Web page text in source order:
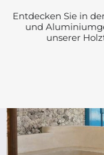
Entdecken Sie in
und
unserer